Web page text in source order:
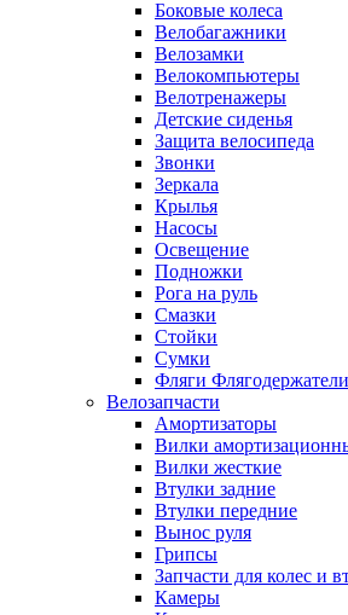
Боковые колеса
Велобагажники
Велозамки
Велокомпьютеры
Велотренажеры
Детские сиденья
Защита велосипеда
Звонки
Зеркала
Крылья
Насосы
Освещение
Подножки
Рога на руль
Смазки
Стойки
Сумки
Фляги Флягодержатели
Велозапчасти
Амортизаторы
Вилки
Вилки жесткие
Втулки задние
Втулки передние
Вынос руля
Грипсы
Запчасти для колес и
Камеры